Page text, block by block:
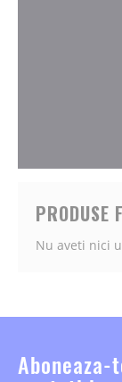
PRODUSE
Nu aveti nici